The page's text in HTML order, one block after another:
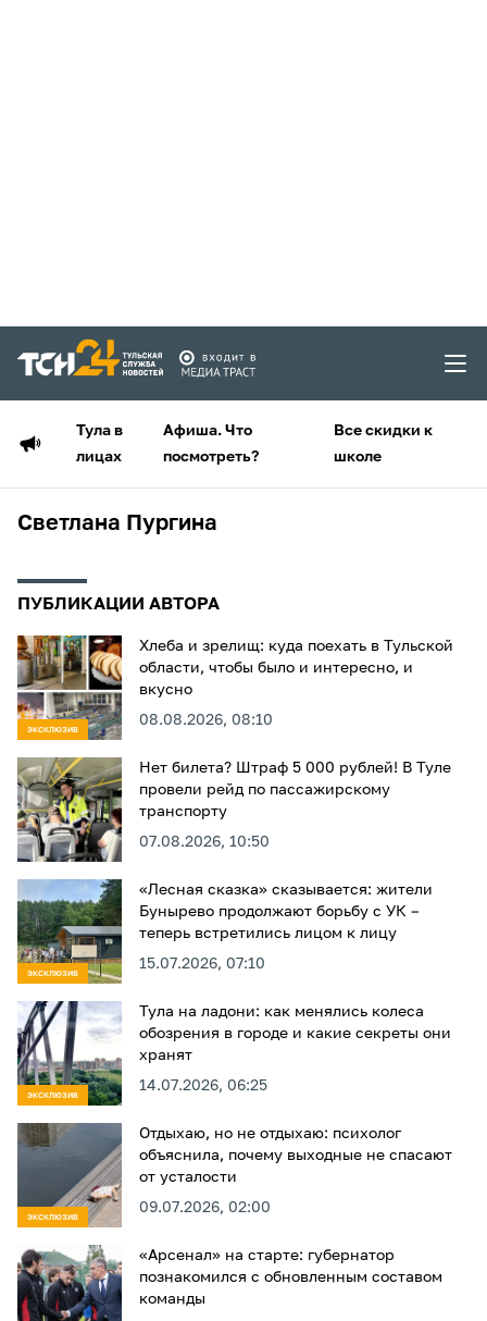
Тула в
лицах
Афиша. Что
посмотреть?
Все скидки к
школе
Светлана Пургина
ПУБЛИКАЦИИ АВТОРА
ЭКСКЛЮЗИВ
Хлеба и зрелищ: куда поехать в Тульской
области, чтобы было и интересно, и
вкусно
08.08.2026, 08:10
Нет билета? Штраф 5 000 рублей! В Туле
провели рейд по пассажирскому
транспорту
07.08.2026, 10:50
ЭКСКЛЮЗИВ
«Лесная сказка» сказывается: жители
Бунырево продолжают борьбу с УК –
теперь встретились лицом к лицу
15.07.2026, 07:10
ЭКСКЛЮЗИВ
Тула на ладони: как менялись колеса
обозрения в городе и какие секреты они
хранят
14.07.2026, 06:25
ЭКСКЛЮЗИВ
Отдыхаю, но не отдыхаю: психолог
объяснила, почему выходные не спасают
от усталости
09.07.2026, 02:00
«Арсенал» на старте: губернатор
познакомился с обновленным составом
команды